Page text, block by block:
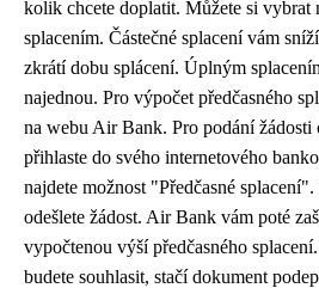
kolik chcete doplatit. Můžete si vybrat
splacením. Částečné splacení vám
zkrátí dobu splácení. Úplným
najednou. Pro výpočet předčasného
na webu Air Bank. Pro podání žádosti
přihlaste do svého internetového
najdete možnost "Předčasné
odešlete žádost. Air Bank vám poté
vypočtenou výší předčasného
budete souhlasit, stačí dokument